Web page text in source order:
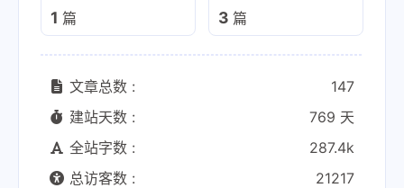
1 篇 3 篇
文章总数 :
147
建站天数 :
769 天
全站字数 :
287.4k
总访客数 :
21217